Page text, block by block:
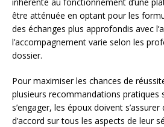
être atténuée en optant pour les
des échanges plus approfondis avec
l’accompagnement varie selon les
dossier.
Pour maximiser les chances de
plusieurs recommandations pratiques
s’engager, les époux doivent
d’accord sur tous les aspects de leur